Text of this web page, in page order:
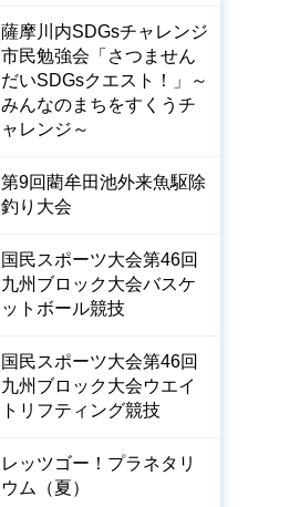
薩摩川内SDGsチャレンジ
市民勉強会「さつません
だいSDGsクエスト！」～
みんなのまちをすくうチ
ャレンジ～
第9回藺牟田池外来魚駆除
釣り大会
国民スポーツ大会第46回
九州ブロック大会バスケ
ットボール競技
国民スポーツ大会第46回
九州ブロック大会ウエイ
トリフティング競技
レッツゴー！プラネタリ
ウム（夏）